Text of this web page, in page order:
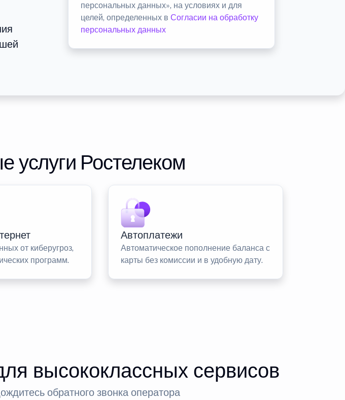
персональных данных», на условиях и для
целей, определенных вСогласии на обработку
персональных данных
услуги Ростелеком
от киберугроз,
программ.
Автоплатежи
Автоматическое пополнение баланса с
карты без комиссии и в удобную дату.
высококлассных сервисов
обратного звонка оператора